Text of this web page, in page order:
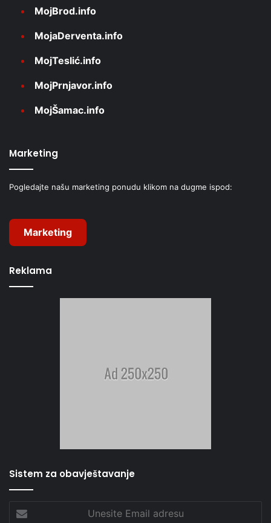
MojBrod.info
MojaDerventa.info
MojTeslić.info
MojPrnjavor.info
MojŠamac.info
Marketing
Pogledajte našu marketing ponudu klikom na dugme ispod:
Marketing
Reklama
Sistem za obavještavanje
Unesite
Email